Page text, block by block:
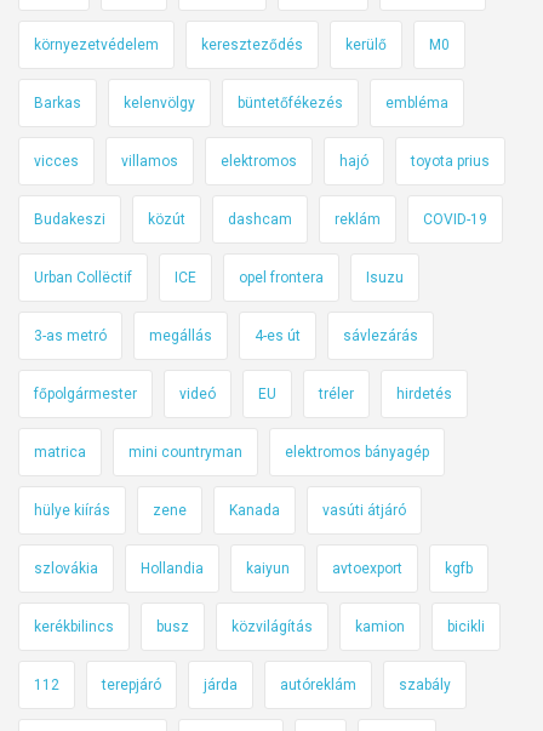
s
n
m
s
s
i
g
f
o
g
z
környezetvédelem kereszteződés kerülő M0
Barkas kelenvölgy büntetőfékezés embléma
vicces villamos elektromos hajó toyota prius
Budakeszi közút dashcam reklám COVID-19
Urban Collëctif ICE opel frontera Isuzu
3-as metró megállás 4-es út sávlezárás
főpolgármester videó EU tréler hirdetés
matrica mini countryman elektromos bányagép
hülye kiírás zene Kanada vasúti átjáró
szlovákia Hollandia kaiyun avtoexport kgfb
kerékbilincs busz közvilágítás kamion bicikli
112 terepjáró járda autóreklám szabály